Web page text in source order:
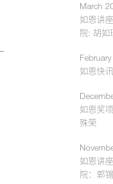
March
如恩讲
院: 胡如
如恩快
如恩奖
殊荣
如恩讲
院：郭